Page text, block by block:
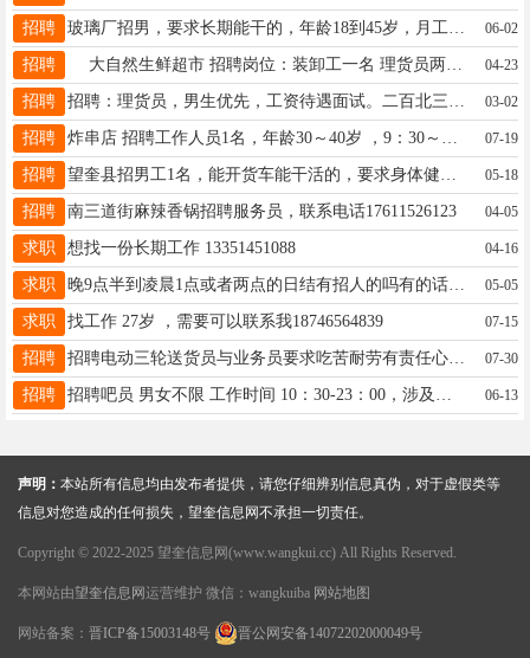
招聘 06-02
招聘 04-23
招聘 03-02
招聘 07-19
招聘 05-18
招聘 南三道街麻辣香锅招聘服务员，联系电话17611526123 04-05
求职 想找一份长期工作 13351451088 04-16
求职 晚9点半到凌晨1点或者两点的日结有招人的吗有的话联系我联系电话15845083082 05-05
求职 找工作 27岁 ，需要可以联系我18746564839 07-15
招聘 招聘电动三轮送货员与业务员要求吃苦耐劳有责任心薪资面谈联系电话15146531363 07-30
招聘 06-13
声明： 本站所有信息均由发布者提供，请您仔细辨别信息真伪，对于虚假类等
信息对您造成的任何损失，望奎信息网不承担一切责任。
Copyright © 2022-2025 望奎信息网(www.wangkui.cc) All Rights Reserved.
本网站由望奎信息网 运营维护 微信：wangkuiba 网站地图
网站备案： 晋ICP备15003148号 晋公网安备14072202000049号